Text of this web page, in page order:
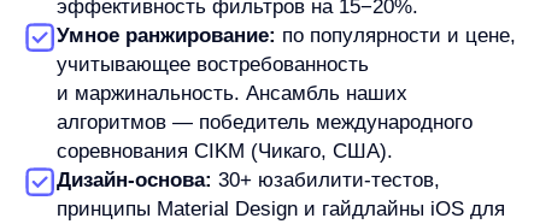
Мы провели A/B‑тесты: новая версия поиска показала
статистически значимое преимущество. В результате
конверсия из сессий с поиском выросла примерно
на 40% относительно исходных значений,
а рекомендации за первые недели показали заметный
вклад — это редкий случай, когда и поиск,
и рекомендации дают эффект почти сразу
Татьяна Лукьянова
аккаунт-менеджер компании any